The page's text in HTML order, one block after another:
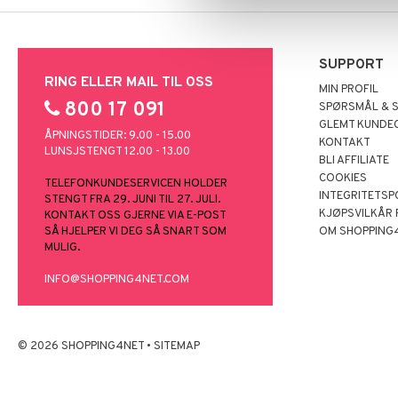
L.O.L.
Mummi
Paw Patrol
Pettersen & Findus
PJ MASKS
Pokemon
Skrållan
Spiderman
Super Mario
LEGO Friends
LEGO Speed Champions
LEGO Spidey
Sonic
RING ELLER MAIL TIL OSS
800 17 091
ÅPNINGSTIDER: 9.00 - 15.00
LUNSJSTENGT 12.00 - 13.00
TELEFONKUNDESERVICEN HOLDER
STENGT FRA 29. JUNI TIL 27. JULI.
KONTAKT OSS GJERNE VIA E-POST
SÅ HJELPER VI DEG SÅ SNART SOM
MULIG.
INFO@SHOPPING4NET.COM
SUPPORT
MIN PROFIL
SPØRSMÅL &
GLEMT
KONTAKT
BLI AFFILIATE
COOKIES
KJØPSVILKÅR
OM
© 2026 SHOPPING4NET • SITEMAP